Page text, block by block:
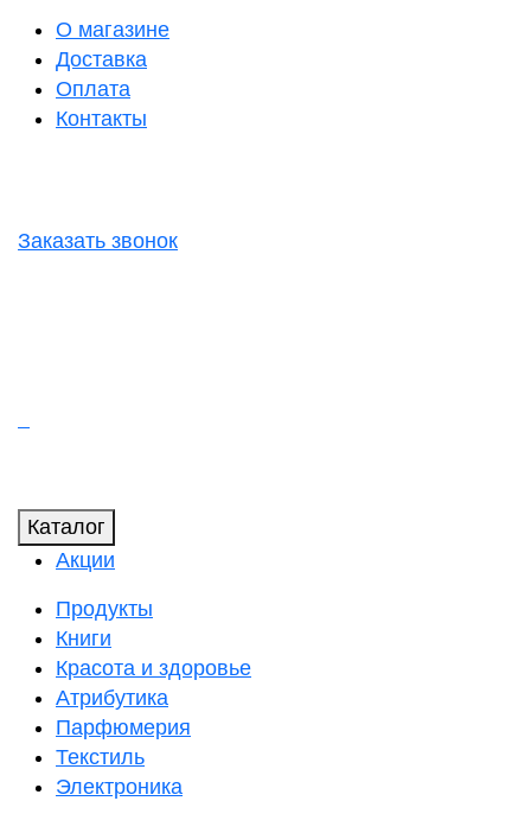
О магазине
Доставка
Оплата
Контакты
Заказать звонок
Каталог
Акции
Продукты
Книги
Красота и здоровье
Атрибутика
Парфюмерия
Текстиль
Электроника